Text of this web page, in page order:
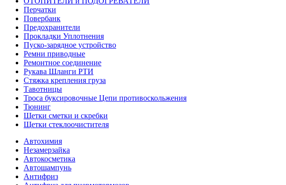
Перчатки
Повербанк
Предохранители
Прокладки Уплотнения
Пуско-зарядное устройство
Ремни приводные
Ремонтное соединение
Рукава Шланги РТИ
Стяжка крепления груза
Тавотницы
Троса буксировочные Цепи противоскольжения
Тюнинг
Щетки сметки и скребки
Щетки стеклоочистителя
Автохимия
Незамерзайка
Автокосметика
Автошампунь
Антифриз